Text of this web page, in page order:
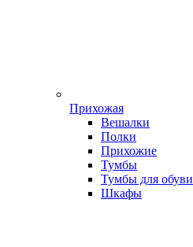
Прихожая
Вешалки
Полки
Прихожие
Тумбы
Тумбы для обуви
Шкафы